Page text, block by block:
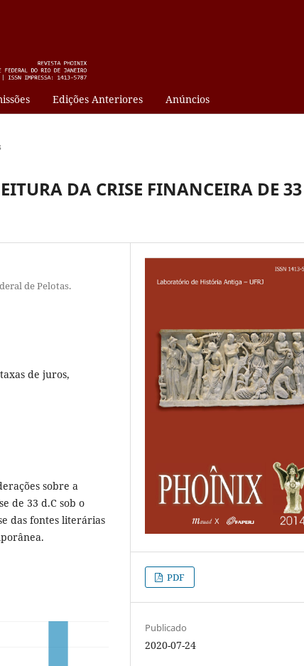
Edições Anteriores Anúncios
DA CRISE FINANCEIRA DE 33
de Pelotas.
de juros,
sobre a
de 33 d.C sob o
das fontes literárias
PDF
Publicado
2020-07-24